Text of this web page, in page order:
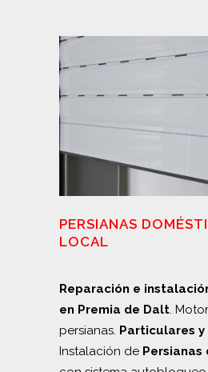
PERSIANAS
LOCAL
Reparación e
en Premia de Dalt.
persianas. Particulares y
Instalación de Persianas